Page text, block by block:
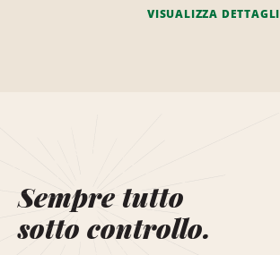
VISUALIZZA DETTAGLI
Sempre tutto
sotto controllo.